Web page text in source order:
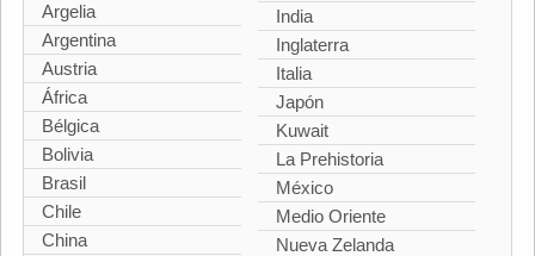
Argelia
Argentina
Austria
África
Bélgica
Bolivia
Brasil
Chile
China
India
Inglaterra
Italia
Japón
Kuwait
La Prehistoria
México
Medio Oriente
Nueva Zelanda